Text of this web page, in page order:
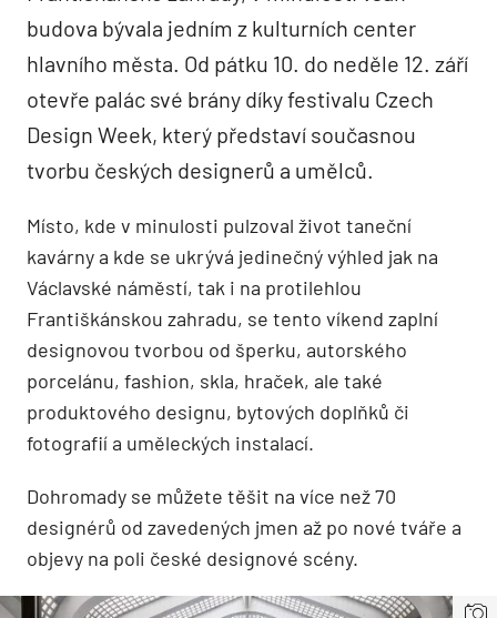
budova bývala jedním z kulturních center
hlavního města. Od pátku 10. do neděle 12. září
otevře palác své brány díky festivalu Czech
Design Week, který představí současnou
tvorbu českých designerů a umělců.
Místo, kde v minulosti pulzoval život taneční
kavárny a kde se ukrývá jedinečný výhled jak na
Václavské náměstí, tak i na protilehlou
Františkánskou zahradu, se tento víkend zaplní
designovou tvorbou od šperku, autorského
porcelánu, fashion, skla, hraček, ale také
produktového designu, bytových doplňků či
fotografií a uměleckých instalací.
Dohromady se můžete těšit na více než 70
designérů od zavedených jmen až po nové tváře a
objevy na poli české designové scény.